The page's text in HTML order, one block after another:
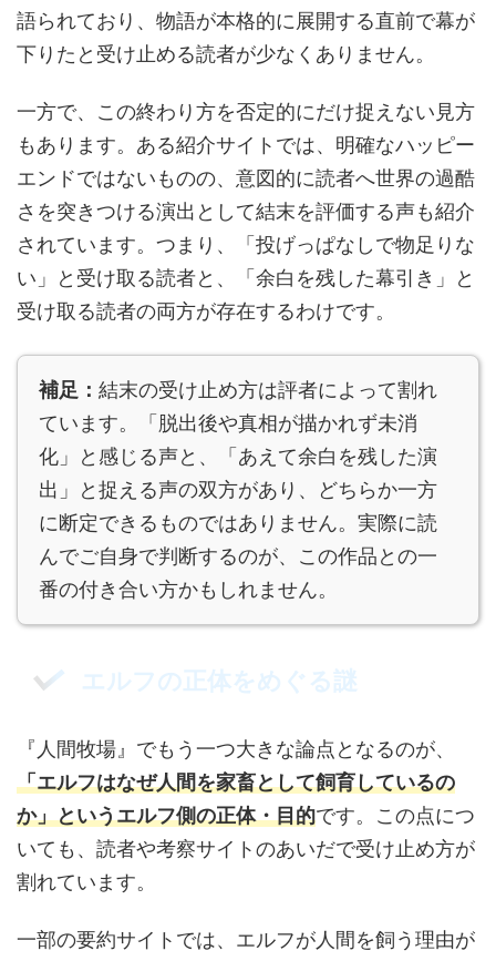
語られており、物語が本格的に展開する直前で幕が
下りたと受け止める読者が少なくありません。
一方で、この終わり方を否定的にだけ捉えない見方
もあります。ある紹介サイトでは、明確なハッピー
エンドではないものの、意図的に読者へ世界の過酷
さを突きつける演出として結末を評価する声も紹介
されています。つまり、「投げっぱなしで物足りな
い」と受け取る読者と、「余白を残した幕引き」と
受け取る読者の両方が存在するわけです。
補足：結末の受け止め方は評者によって割れ
ています。「脱出後や真相が描かれず未消
化」と感じる声と、「あえて余白を残した演
出」と捉える声の双方があり、どちらか一方
に断定できるものではありません。実際に読
んでご自身で判断するのが、この作品との一
番の付き合い方かもしれません。
エルフの正体をめぐる謎
『人間牧場』でもう一つ大きな論点となるのが、
「エルフはなぜ人間を家畜として飼育しているの
か」というエルフ側の正体・目的です。この点につ
いても、読者や考察サイトのあいだで受け止め方が
割れています。
一部の要約サイトでは、エルフが人間を飼う理由が